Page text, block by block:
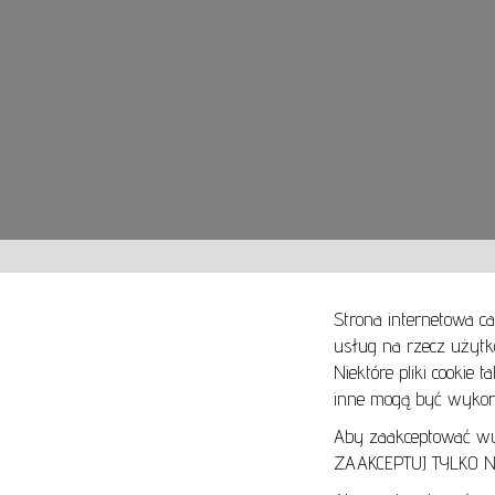
Strona internetowa
usług na rzecz
Niektóre pliki cookie
inne mogą być
Aby zaakceptować
ZAAKCEPTUJ TYLKO
SPOSOBY PŁATNOŚCI
SPOSOBY DOSTAWY
ZWROTY I REKLAMACJE